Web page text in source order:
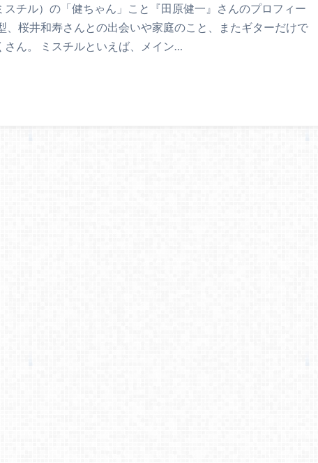
スチル）の「健ちゃん」こと『田原健一』さんのプロフィー
、桜井和寿さんとの出会いや家庭のこと、またギターだけで
ん。 ミスチルといえば、メイン…